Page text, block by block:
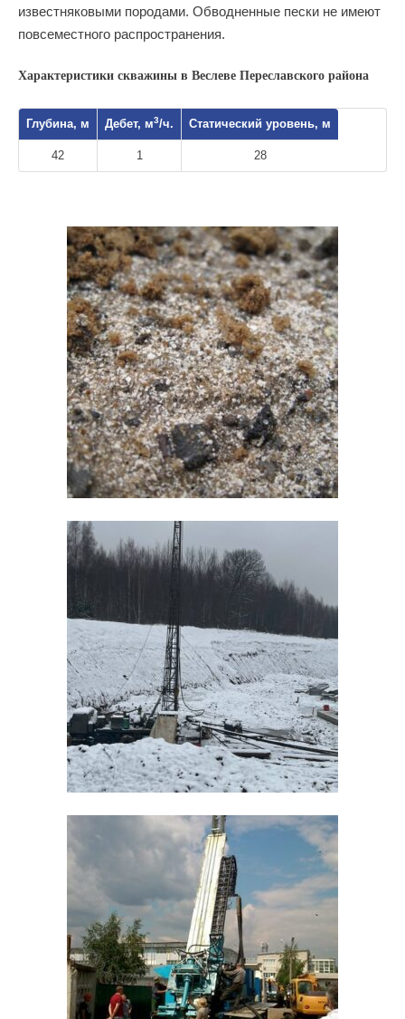
известняковыми породами. Обводненные пески не имеют
повсеместного распространения.
Характеристики скважины в Веслеве Переславского района
Глубина, м Дебет, м3/ч. Статический уровень, м
42 1 28